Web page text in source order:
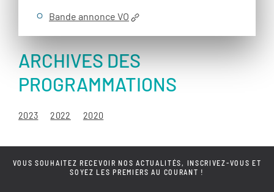
Bande annonce VO
ARCHIVES DES
PROGRAMMATIONS
2023 2022 2020
VOUS SOUHAITEZ RECEVOIR NOS ACTUALITÉS, INSCRIVEZ-VOUS ET
SOYEZ LES PREMIERS AU COURANT !